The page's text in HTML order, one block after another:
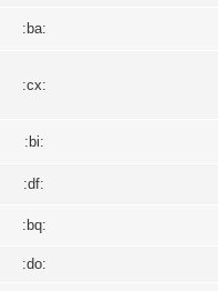
:ba:
:cx:
:bi:
:df:
:bq:
:do: